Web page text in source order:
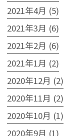
2021年4月 (5)
2021年3月 (6)
2021年2月 (6)
2021年1月 (2)
2020年12月 (2)
2020年11月 (2)
2020年10月 (1)
2020年9月 (1)